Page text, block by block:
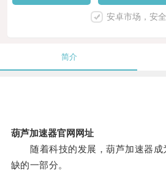
安卓市场，安
简介
葫芦加速器官网网址
随着科技的发展，葫芦加速器成
缺的一部分。